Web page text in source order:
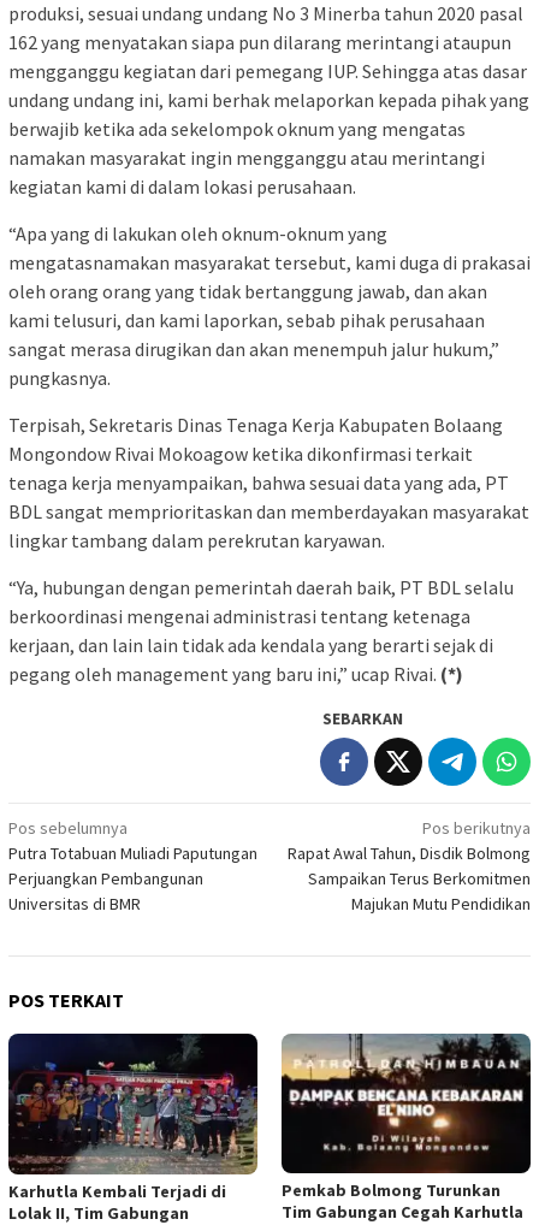
produksi, sesuai undang undang No 3 Minerba tahun 2020 pasal
162 yang menyatakan siapa pun dilarang merintangi ataupun
mengganggu kegiatan dari pemegang IUP. Sehingga atas dasar
undang undang ini, kami berhak melaporkan kepada pihak yang
berwajib ketika ada sekelompok oknum yang mengatas
namakan masyarakat ingin mengganggu atau merintangi
kegiatan kami di dalam lokasi perusahaan.
“Apa yang di lakukan oleh oknum-oknum yang
mengatasnamakan masyarakat tersebut, kami duga di prakasai
oleh orang orang yang tidak bertanggung jawab, dan akan
kami telusuri, dan kami laporkan, sebab pihak perusahaan
sangat merasa dirugikan dan akan menempuh jalur hukum,”
pungkasnya.
Terpisah, Sekretaris Dinas Tenaga Kerja Kabupaten Bolaang
Mongondow Rivai Mokoagow ketika dikonfirmasi terkait
tenaga kerja menyampaikan, bahwa sesuai data yang ada, PT
BDL sangat memprioritaskan dan memberdayakan masyarakat
lingkar tambang dalam perekrutan karyawan.
“Ya, hubungan dengan pemerintah daerah baik, PT BDL selalu
berkoordinasi mengenai administrasi tentang ketenaga
kerjaan, dan lain lain tidak ada kendala yang berarti sejak di
pegang oleh management yang baru ini,” ucap Rivai. (*)
SEBARKAN
Navigasi
pos
Pos sebelumnya
Putra Totabuan Muliadi Paputungan
Perjuangkan Pembangunan
Universitas di BMR
Pos berikutnya
Rapat Awal Tahun, Disdik Bolmong
Sampaikan Terus Berkomitmen
Majukan Mutu Pendidikan
POS TERKAIT
Karhutla Kembali Terjadi di
Lolak II, Tim Gabungan
Pemkab Bolmong Turunkan
Tim Gabungan Cegah Karhutla